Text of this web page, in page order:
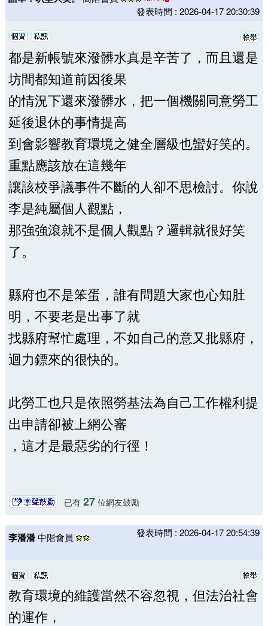
發表時間 : 2026-04-17 20:30:39
都是新帳號來潑髒水真是辛苦了，而且還是
坊間都知道前因後果
的情況下還來潑髒水，把一個機關同意勞工
延後退休的事情提高
到會影響教育環境之健全層級也蠻好笑的。
重點應該放在這幾年
讓該校爭議事件不斷的人卻不思檢討。你說
李是純屬個人觀點，
那強強滾就不是個人觀點？邏輯就很好笑
了。
縣府也不是笨蛋，誰有問題大家也心知肚
明，不要老是出事了就
找縣府幫忙處理，不如自己的意又批縣府，
迴力鏢來的很快的。
此勞工也只是依照勞基法為自己工作權利提
出申請卻被上網公審
，這才是最惡劣的行徑！
已有 27位網友鼓勵
李潘潘中階會員 發表時間 : 2026-04-17 20:54:39
教育環境的維護當然不容忽視，但法治社會
的運作，